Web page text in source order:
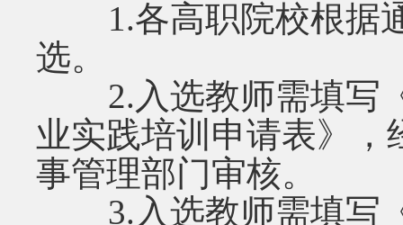
1.各高职院校根据通
选。
2.入选教师需填写《
业实践培训申请表》
事管理部门审核。
3.入选教师需填写《